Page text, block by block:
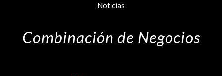
Noticias
Combinación de Negocios